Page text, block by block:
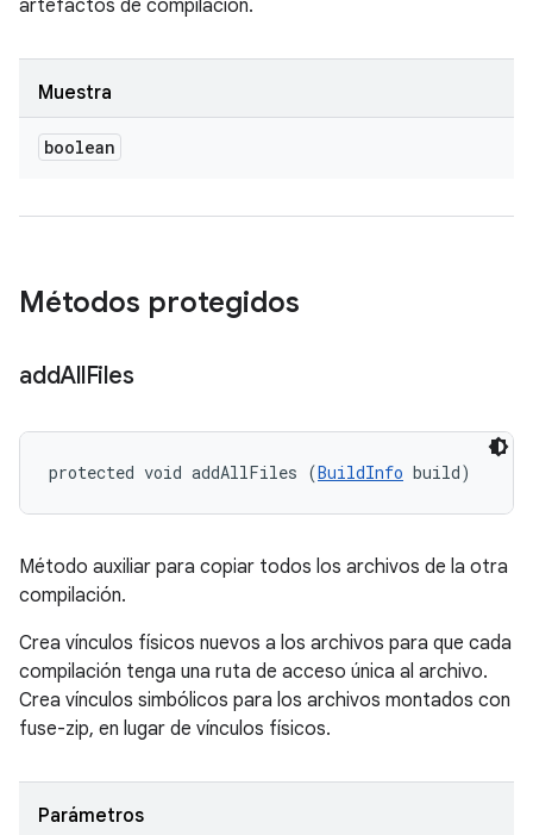
artefactos de compilación.
Muestra
boolean
Métodos protegidos
addAllFiles
protected void addAllFiles (BuildInfo build)
Método auxiliar para copiar todos los archivos de la otra
compilación.
Crea vínculos físicos nuevos a los archivos para que cada
compilación tenga una ruta de acceso única al archivo.
Crea vínculos simbólicos para los archivos montados con
fuse-zip, en lugar de vínculos físicos.
Parámetros